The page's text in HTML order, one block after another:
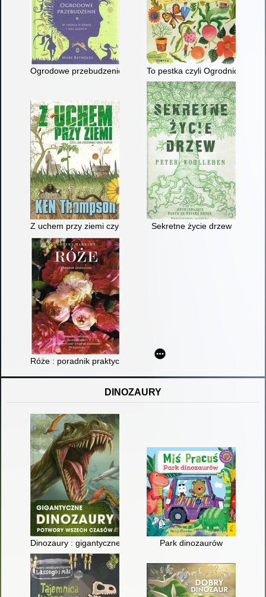
Ogrodowe przebudzenie : w trosce o ziemię i nas samych
To pestka czyli Ogrodnictwo
Z uchem przy ziemi czyli jak zrozumieć swój ogród
Sekretne życie drzew
Róże : poradnik praktyczny : gatunki i odmiany,
DINOZAURY
Dinozaury : gigantyczne potwory wszech czasów
Park dinozaurów